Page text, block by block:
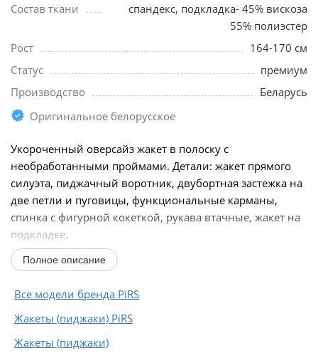
Состав ткани
спандекс, подкладка- 45% вискоза
55% полиэстер
Рост
164-170 см
Статус
премиум
Производство
Беларусь
Оригинальное белорусское
Укороченный оверсайз жакет в полоску с
необработанными проймами. Детали: жакет прямого
силуэта, пиджачный воротник, двубортная застежка на
две петли и пуговицы, функциональные карманы,
спинка с фигурной кокеткой, рукава втачные, жакет на
подкладке.
Длина по спинке около 55 в размерах...
Полное описание
Все модели бренда PiRS
Жакеты (пиджаки) PiRS
Жакеты (пиджаки)